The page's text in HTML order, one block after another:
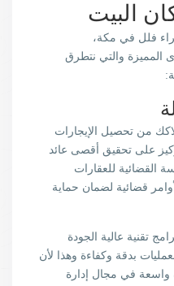
البيت
فلل في مكة،
المميزة والتي نتطرق
من تحصيل الإيجارات
على تحقيق أقصى عائد
القضائية للعقارات
قضائية لضمان حماية
تقنية عالية الجودة
بدقة وكفاءة وهذا لأن
واسعة في مجال إدارة